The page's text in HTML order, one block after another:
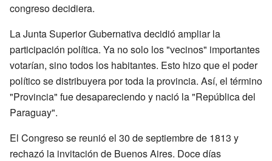
congreso decidiera.
La Junta Superior Gubernativa decidió ampliar la
participación política. Ya no solo los "vecinos" importantes
votarían, sino todos los habitantes. Esto hizo que el poder
político se distribuyera por toda la provincia. Así, el término
"Provincia" fue desapareciendo y nació la "República del
Paraguay".
El Congreso se reunió el 30 de septiembre de 1813 y
rechazó la invitación de Buenos Aires. Doce días